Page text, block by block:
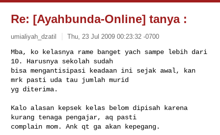
Re: [Ayahbunda-Online] tanya :
umialiyah_dzatil Thu, 23 Jul 2009 00:23:32 -0700
Mba, ko kelasnya rame banget yach sampe lebih dari
10. Harusnya sekolah sudah
bisa mengantisipasi keadaan ini sejak awal, kan
mrk pasti uda tau jumlah murid
yg diterima.
Kalo alasan kepsek kelas belom dipisah karena
kurang tenaga pengajar, aq pasti
complain mom. Ank qt ga akan kepegang.